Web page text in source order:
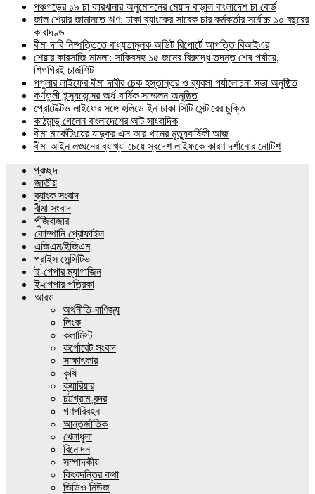
পঞ্চগড়ের ১৯ চা কারখানার অনুমোদনের মেয়াদ বাড়াল বাংলাদেশ চা বোর্ড
জাল শেয়ার জামানতে ঋণ: ঢাকা ব্যাংকের সাবেক চার কর্মকর্তার সর্বোচ্চ ১০ বছরের
কারাদণ্ড
বীমা দাবি নিষ্পত্তিতে বাধ্যতামূলক অডিট রিপোর্টে আপত্তি বিআইএর
শেয়ার কারসাজি মামলা: সাকিবসহ ১৫ জনের বিরুদ্ধে তদন্ত শেষ পর্যায়ে,
শিগগিরই চার্জশিট
পপুলার লাইফের বীমা দাবীর চেক হস্তান্তর ও ব্যবসা পর্যালোচনা সভা অনুষ্ঠিত
কর্ণফুলী ইন্স্যুরেন্সের অর্ধ-বার্ষিক সম্মেলন অনুষ্ঠিত
প্রোটেক্টিভ লাইফের সঙ্গে হলিডে ইন ঢাকা সিটি সেন্টারের চুক্তি
কাঠমান্ডু গেলেন বাংলাদেশের আট সাংবাদিক
বীমা মার্কেটিংয়ের যাদুকর এস আর খানের মৃত্যুবার্ষিকী আজ
বীমা আইন লঙ্ঘনের ব্যাখ্যা চেয়ে স্বদেশ লাইফকে কারণ দর্শানোর নোটিশ
প্রচ্ছদ
জাতীয়
ব্যাংক সংবাদ
বীমা সংবাদ
পুঁজিবাজার
কোম্পানি প্রোফাইল
এজিএম/ইজিএম
প্রাইস সেন্সিটিভ
ই-পেপার ম্যাগাজিন
ই-পেপার পত্রিকা
আরও
অর্থনীতি-বাণিজ্য
লিংক
কলামিস্ট
কর্পোরেট সংবাদ
সাক্ষাৎকার
কৃষি
ক্যারিয়ার
চট্টগ্রাম-বন্দর
গণপরিবহন
আন্তর্জাতিক
খেলাধুলা
বিনোদন
সম্পাদকীয়
কিংবদন্তির কথা
ভিডিও নিউজ